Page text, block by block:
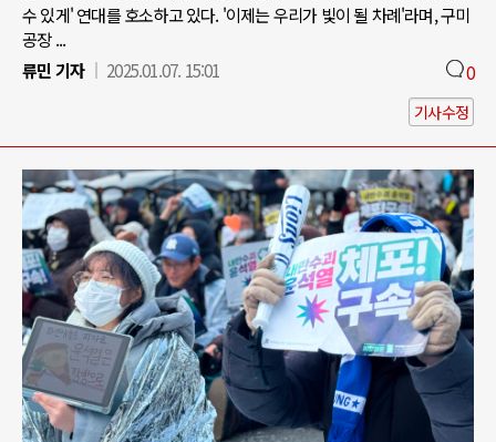
수 있게' 연대를 호소하고 있다. '이제는 우리가 빛이 될 차례'라며, 구미
공장 ...
류민 기자
2025.01.07. 15:01 0
기사수정